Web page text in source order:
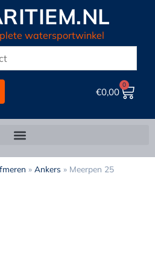
watersportwinkel
€0,00
0
» Ankers » Meerpen 25